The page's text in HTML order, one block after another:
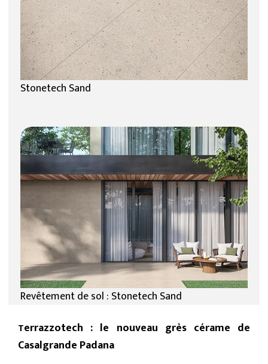
Stonetech Sand
Revêtement de sol : Stonetech Sand
Terrazzotech : le nouveau grès cérame de
Casalgrande Padana